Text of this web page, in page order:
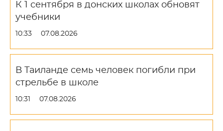
К 1 сентября в донских школах обновят
учебники
10:33 07.08.2026
В Таиланде семь человек погибли при
стрельбе в школе
10:31 07.08.2026